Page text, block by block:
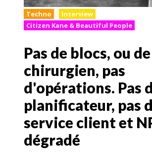
Techno
Interview
Citizen Kane & Beautiful People
Pas de blocs, ou de
chirurgien, pas
d'opérations. Pas
planificateur, pas
service client et
dégradé